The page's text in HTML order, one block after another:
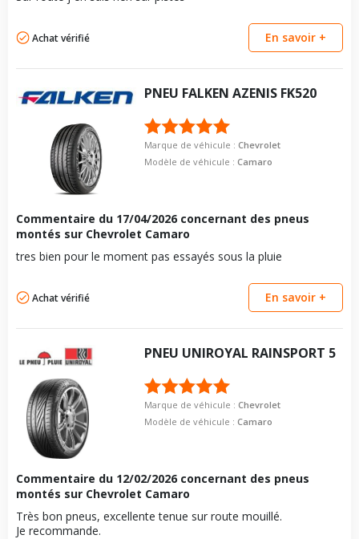
Achat vérifié En savoir +
PNEU FALKEN AZENIS FK520
Marque de véhicule : Chevrolet
Modèle de véhicule : Camaro
Commentaire du 17/04/2026 concernant des pneus
montés sur Chevrolet Camaro
tres bien pour le moment pas essayés sous la pluie
Achat vérifié En savoir +
PNEU UNIROYAL RAINSPORT 5
Marque de véhicule : Chevrolet
Modèle de véhicule : Camaro
Commentaire du 12/02/2026 concernant des pneus
montés sur Chevrolet Camaro
Très bon pneus, excellente tenue sur route mouillé.
Je recommande.